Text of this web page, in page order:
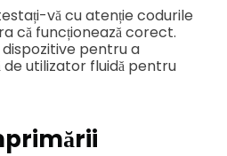
vă cu atenție codurile
că funcționează corect.
pentru a
utilizator fluidă pentru